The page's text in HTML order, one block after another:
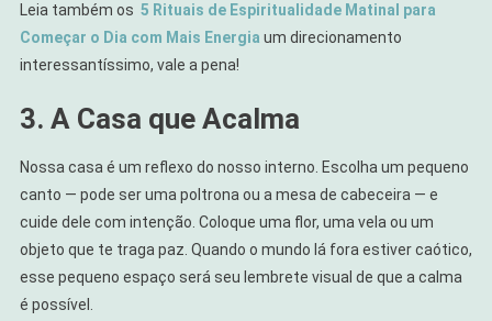
Leia também os 5 Rituais de Espiritualidade Matinal para
Começar o Dia com Mais Energia um direcionamento
interessantíssimo, vale a pena!
3. A Casa que Acalma
Nossa casa é um reflexo do nosso interno. Escolha um pequeno
canto — pode ser uma poltrona ou a mesa de cabeceira — e
cuide dele com intenção. Coloque uma flor, uma vela ou um
objeto que te traga paz. Quando o mundo lá fora estiver caótico,
esse pequeno espaço será seu lembrete visual de que a calma
é possível.